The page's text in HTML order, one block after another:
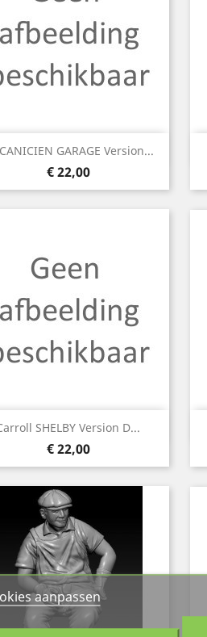
GARAGE Version...
Prijs
€ 22,00
Snel bekijken
SHELBY Version D...
Prijs
€ 22,00
Snel bekijken
aanpassen